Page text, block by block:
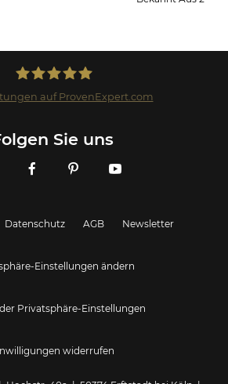
auf ProvenExpert.com
Sie uns
Datenschutz AGB Newsletter
Einstellungen ändern
Privatsphäre-Einstellungen
widerrufen